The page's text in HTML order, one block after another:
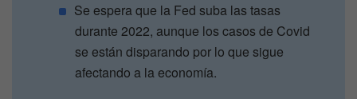
Se espera que la Fed suba las tasas
durante 2022, aunque los casos de Covid
se están disparando por lo que sigue
afectando a la economía.